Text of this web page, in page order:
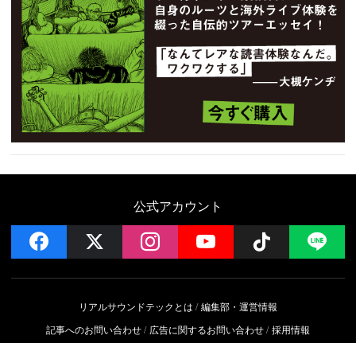
公式アカウント
facebook instagramYouTube Follow
リアルサウンドテックとは
編集部・運営情報
記事へのお問い合わせ
広告に関するお問い合わせ 採用情報